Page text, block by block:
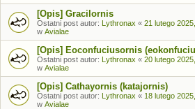
[Opis] Gracilornis
Ostatni post autor: Lythronax « 21 lutego
w Avialae
[Opis] Eoconfuciusornis
Ostatni post autor: Lythronax « 20 lutego
w Avialae
[Opis] Cathayornis (katajornis)
Ostatni post autor: Lythronax « 18 lutego
w Avialae